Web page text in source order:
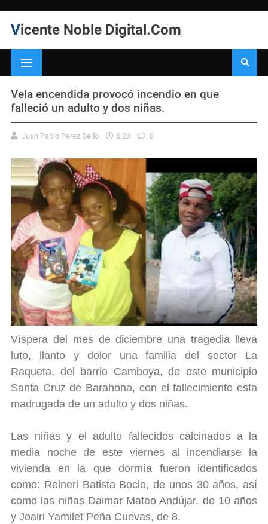
Vicente Noble Digital.Com
Vela encendida provocó incendio en que
falleció un adulto y dos niñas.
Juan Pablo Perez Bello 6:23 0
Víspera del mes de diciembre una tragedia lleva
luto, llanto y dolor una familia del sector La
Raqueta, del barrio Camboya, de este municipio
Santa Cruz de Barahona, con el fallecimiento esta
madrugada de un adulto y dos niñas.
Las niñas y el adulto fallecidos calcinados a la
media noche de este viernes al incendiarse la
vivienda en la que dormía fueron identificados
como: Reineri Batista Bocio, de unos 30 años, así
como las niñas Daimar Mateo Andújar, de 10 años
y Joairi Yamilet Peña Cuevas, de 8.